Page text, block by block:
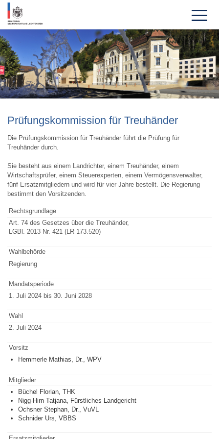
Prü­fungs­kom­mission für Treu­händer
Die Prüfungskommission für Treuhänder führt die Prüfung für
Treuhänder durch.
Sie besteht aus einem Landrichter, einem Treuhänder, einem
Wirtschaftsprüfer, einem Steuerexperten, einem Vermögensverwalter,
fünf Ersatzmitgliedern und wird für vier Jahre bestellt. Die Regierung
bestimmt den Vorsitzenden.
Rechtsgrundlage
Art. 74 des Gesetzes über die Treuhänder,
LGBl. 2013 Nr. 421 (LR 173.520)
Wahlbehörde
Regierung
Mandatsperiode
1. Juli 2024 bis 30. Juni 2028
Wahl
2. Juli 2024
Vorsitz
Hemmerle Mathias, Dr., WPV
Mitglieder
Büchel Florian, THK
Nigg-Hirn Tatjana, Fürstliches Landgericht
Ochsner Stephan, Dr., VuVL
Schnider Urs, VBBS